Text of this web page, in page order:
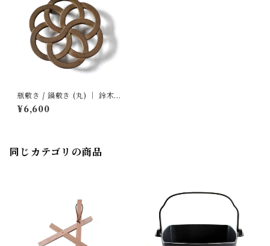
瓶敷き / 鍋敷き (丸) ｜ 鈴木盛
久工房
¥6,600
同じカテゴリの商品